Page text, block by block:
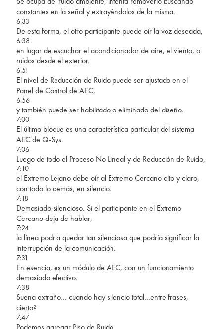
constantes en la señal y extrayéndolos de la misma.
6:33
De esta forma, el otro participante puede oír la voz deseada,
6:38
en lugar de escuchar el acondicionador de aire, el viento, o
ruidos desde el exterior.
6:51
El nivel de Reducción de Ruido puede ser ajustado en el
Panel de Control de AEC,
6:56
y también puede ser habilitado o eliminado del diseño.
7:00
El último bloque es una característica particular del sistema
AEC de Q-Sys.
7:06
Luego de todo el Proceso No Lineal y de Reducción de Ruido,
7:10
el Extremo Lejano debe oír al Extremo Cercano alto y claro,
con todo lo demás, en silencio.
7:18
Demasiado silencioso. Si el participante en el Extremo
Cercano deja de hablar,
7:24
la línea podría quedar tan silenciosa que podría significar la
interrupción de la comunicación.
7:31
En esencia, es un módulo de AEC, con un funcionamiento
demasiado efectivo.
7:38
Suena extraño… cuando hay silencio total…entre frases,
cierto?
7:47
Podemos agregar Piso de Ruido,